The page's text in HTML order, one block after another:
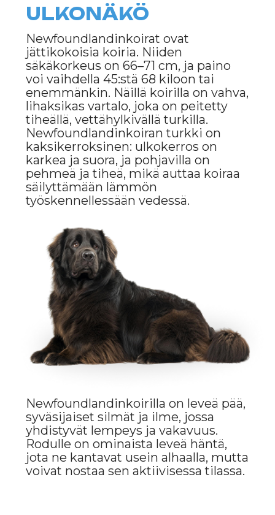
hyvin toimeen muiden eläinten
kanssa, mikä tekee niistä
newfoundlandinkoirat ovat yleensä
rauhanomaisia ja kärsivällisiä, mikä
tekee niistä erinomaisia
"lastenhoitajia". Kuten kaikki suuret
rodut, ne kuitenkin vaativat
oikeanlaista kasvatusta, jotta niiden
vaikuttavan koon ja voiman ei synny
ei-toivottuja seurauksia.
Newfoundlandinkoirilla on myös
poikkeukselliset pelastusvaistot. Ne
pystyvät työskentelemään
vaivattomasti vedessä ja auttamaan
ihmisiä hätätilanteissa. Näitä koiria
onkin usein käytetty
pelastustehtävissä
Newfoundlandinkoiran hoito vaatii
tiettyä vaivannäköä, erityisesti sen
paksun turkin osalta. Nämä koirat
karvaavat runsaasti, erityisesti
HOITO JA HUOLTO